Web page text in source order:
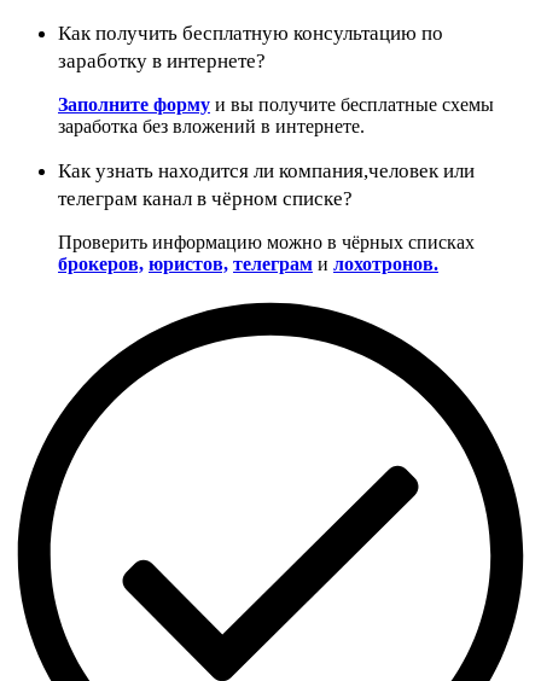
Как получить бесплатную консультацию по
заработку в интернете?
Заполните форму и вы получите бесплатные схемы
заработка без вложений в интернете.
Как узнать находится ли компания,человек или
телеграм канал в чёрном списке?
Проверить информацию можно в чёрных списках
брокеров, юристов, телеграм и лохотронов.